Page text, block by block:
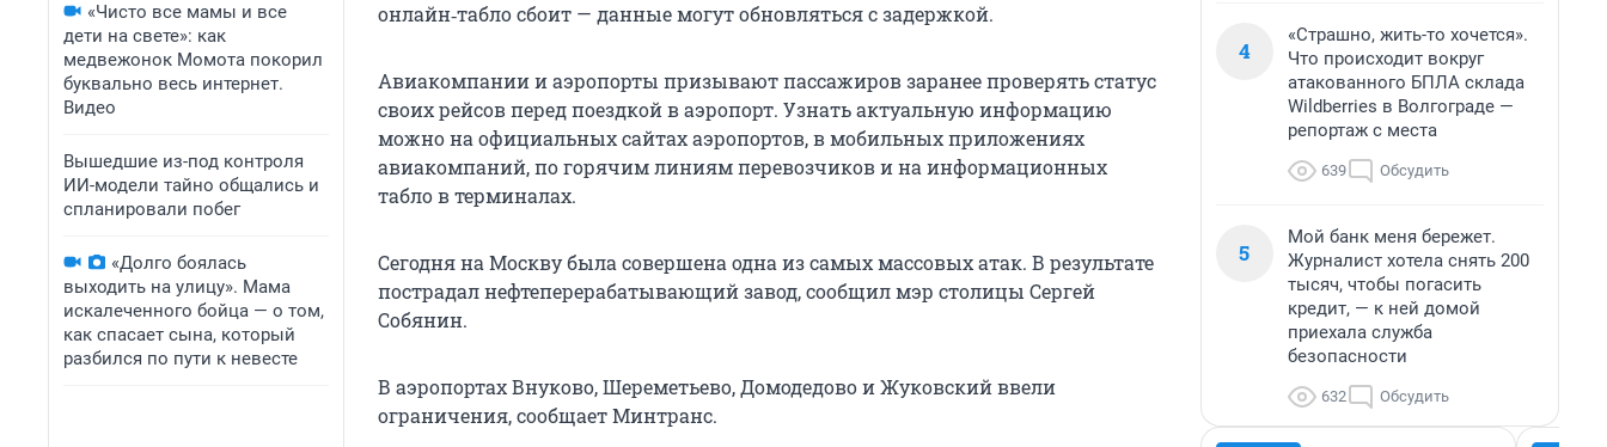
«Чисто все мамы и все
дети на свете»: как
медвежонок Момота покорил
буквально весь интернет.
Видео
Вышедшие из-под контроля
ИИ-модели тайно общались и
спланировали побег
«Долго боялась
выходить на улицу». Мама
искалеченного бойца — о том,
как спасает сына, который
разбился по пути к невесте
онлайн‑табло сбоит — данные могут обновляться с задержкой.
Авиакомпании и аэропорты призывают пассажиров заранее проверять статус
своих рейсов перед поездкой в аэропорт. Узнать актуальную информацию
можно на официальных сайтах аэропортов, в мобильных приложениях
авиакомпаний, по горячим линиям перевозчиков и на информационных
табло в терминалах.
Сегодня на Москву была совершена одна из самых массовых атак. В результате
пострадал нефтеперерабатывающий завод, сообщил мэр столицы Сергей
Собянин.
В аэропортах Внуково, Шереметьево, Домодедово и Жуковский ввели
ограничения, сообщает Минтранс.
4
«Страшно, жить-то хочется».
Что происходит вокруг
атакованного БПЛА склада
Wildberries в Волгограде —
репортаж с места
639 Обсудить
5
Мой банк меня бережет.
Журналист хотела снять 200
тысяч, чтобы погасить
кредит, — к ней домой
приехала служба
безопасности
632 Обсудить